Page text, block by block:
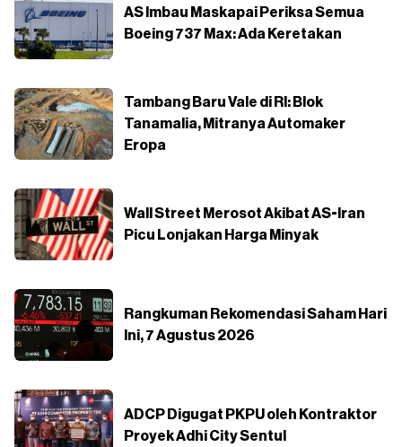
AS Imbau Maskapai Periksa Semua
Boeing 737 Max: Ada Keretakan
Tambang Baru Vale di RI: Blok
Tanamalia, Mitranya Automaker
Eropa
Wall Street Merosot Akibat AS-Iran
Picu Lonjakan Harga Minyak
Rangkuman Rekomendasi Saham Hari
Ini, 7 Agustus 2026
ADCP Digugat PKPU oleh Kontraktor
Proyek Adhi City Sentul